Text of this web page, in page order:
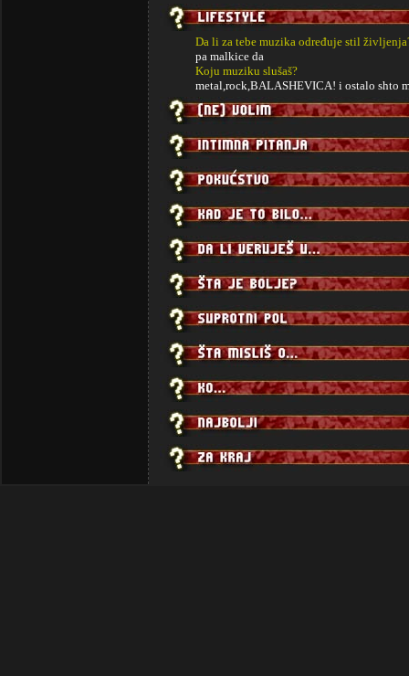
Da li za tebe muzika određuje stil
pa malkice da
Koju muziku slušaš?
metal,rock,BALASHEVICA! i ostalo shto